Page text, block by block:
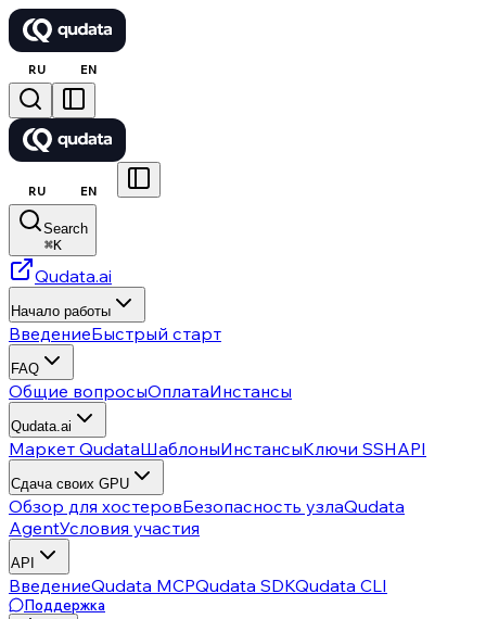
RU EN
RU EN
Search
⌘K
Qudata.ai
Начало работы
ВведениеБыстрый старт
FAQ
Общие вопросыОплатаИнстансы
Qudata.ai
Маркет QudataШаблоныИнстансыКлючи SSHAPI
Сдача своих GPU
Обзор для хостеровБезопасность узлаQudata
AgentУсловия участия
API
ВведениеQudata MCPQudata SDKQudata CLI
Поддержка